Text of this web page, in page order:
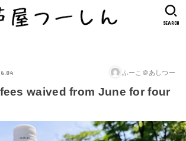
SEARCH
ふーこ＠あしつー
waived from June for four